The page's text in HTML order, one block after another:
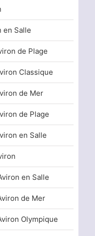
en Salle
de Plage
Classique
de Mer
de Plage
en Salle
en Salle
de Mer
Olympique